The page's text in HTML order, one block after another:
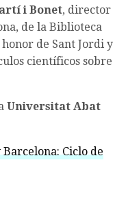
i Bonet, director
de la Biblioteca
de Sant Jordi y
científicos sobre
Universitat Abat
Barcelona: Ciclo de